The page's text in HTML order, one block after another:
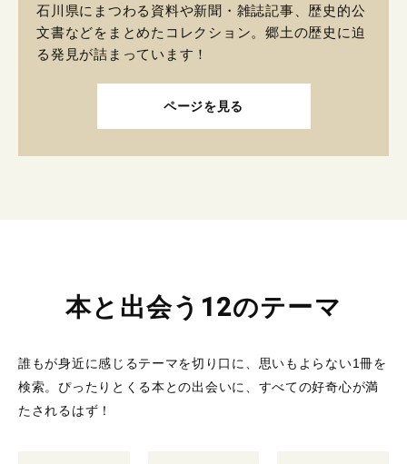
石川県にまつわる資料や新聞・雑誌記事、歴史的公
文書などをまとめたコレクション。郷土の歴史に迫
る発見が詰まっています！
ページを見る
本と出会う12のテーマ
誰もが身近に感じるテーマを切り口に、思いもよらない1冊を
検索。 ぴったりとくる本との出会いに、すべての好奇心が満
たされるはず！